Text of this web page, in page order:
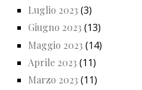
Luglio 2023 (3)
Giugno 2023 (13)
Maggio 2023 (14)
Aprile 2023 (11)
Marzo 2023 (11)